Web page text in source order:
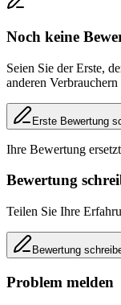
Noch keine
Seien Sie der Erste,
anderen
Erste Bewertung
Ihre Bewertung
Bewertung
Teilen Sie Ihre
Bewertung
Problem melden